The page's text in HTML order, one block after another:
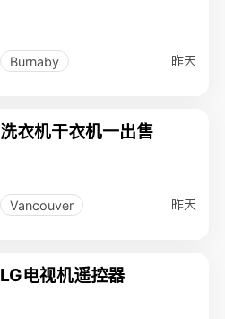
Burnaby 昨天
洗衣机干衣机一出售
Vancouver 昨天
LG电视机遥控器